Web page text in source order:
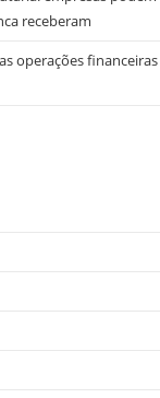
receberam
operações